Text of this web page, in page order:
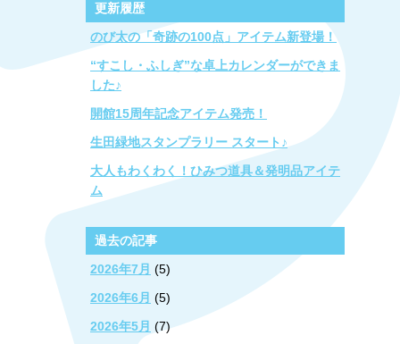
更新履歴
のび太の「奇跡の100点」アイテム新登場！
“すこし・ふしぎ”な卓上カレンダーができま
した♪
開館15周年記念アイテム発売！
生田緑地スタンプラリー スタート♪
大人もわくわく！ひみつ道具＆発明品アイテ
ム
過去の記事
2026年7月 (5)
2026年6月 (5)
2026年5月 (7)